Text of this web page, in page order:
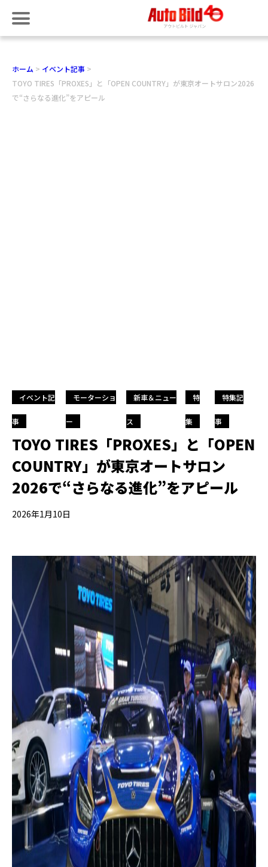
ホーム
イベント記事
TOYO TIRES「PROXES」と「OPEN COUNTRY」が東京オートサロン2026
で“さらなる進化”をアピール
イベント記
事
モーターショ
ー
新車＆ニュー
ス
特
集
特集記
事
TOYO TIRES「PROXES」と「OPEN
COUNTRY」が東京オートサロン
2026で“さらなる進化”をアピール
2026年1月10日